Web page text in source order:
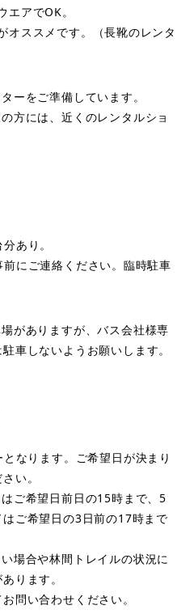
エアでOK。
オススメです。（長靴のレンタ
ーをご準備しています。
方には、近くのレンタルショ
あり。
にご連絡ください。臨時駐車
がありますが、バス会社様専
車しないようお願いします。
なります。ご希望日が決まり
い。
ご希望日前日の15時まで、5
ご希望日の3日前の17時まで
場合や林間トレイルの状況に
ります。
問い合わせください。